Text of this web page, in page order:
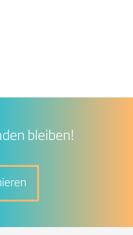
bleiben!